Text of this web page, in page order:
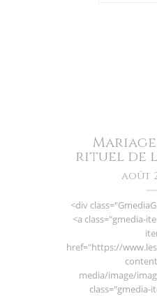
rituel de
août
<div
<a class="gmedia-
href="https://
media/image/
class="gmedia-